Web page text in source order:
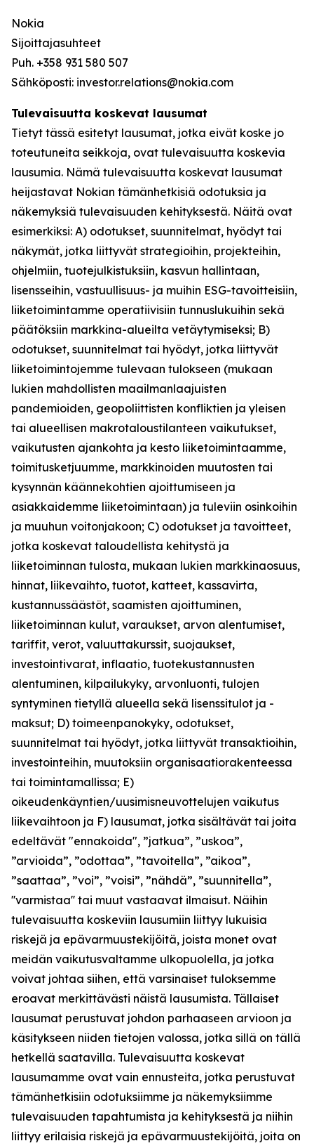
Nokia
Sijoittajasuhteet
Puh. +358 931 580 507
Sähköposti: investor.relations@nokia.com
Tulevaisuutta koskevat lausumat
Tietyt tässä esitetyt lausumat, jotka eivät koske jo
toteutuneita seikkoja, ovat tulevaisuutta koskevia
lausumia. Nämä tulevaisuutta koskevat lausumat
heijastavat Nokian tämänhetkisiä odotuksia ja
näkemyksiä tulevaisuuden kehityksestä. Näitä ovat
esimerkiksi: A) odotukset, suunnitelmat, hyödyt tai
näkymät, jotka liittyvät strategioihin, projekteihin,
ohjelmiin, tuotejulkistuksiin, kasvun hallintaan,
lisensseihin, vastuullisuus- ja muihin ESG-tavoitteisiin,
liiketoimintamme operatiivisiin tunnuslukuihin sekä
päätöksiin markkina-alueilta vetäytymiseksi; B)
odotukset, suunnitelmat tai hyödyt, jotka liittyvät
liiketoimintojemme tulevaan tulokseen (mukaan
lukien mahdollisten maailmanlaajuisten
pandemioiden, geopoliittisten konfliktien ja yleisen
tai alueellisen makrotaloustilanteen vaikutukset,
vaikutusten ajankohta ja kesto liiketoimintaamme,
toimitusketjuumme, markkinoiden muutosten tai
kysynnän käännekohtien ajoittumiseen ja
asiakkaidemme liiketoimintaan) ja tuleviin osinkoihin
ja muuhun voitonjakoon; C) odotukset ja tavoitteet,
jotka koskevat taloudellista kehitystä ja
liiketoiminnan tulosta, mukaan lukien markkinaosuus,
hinnat, liikevaihto, tuotot, katteet, kassavirta,
kustannussäästöt, saamisten ajoittuminen,
liiketoiminnan kulut, varaukset, arvon alentumiset,
tariffit, verot, valuuttakurssit, suojaukset,
investointivarat, inflaatio, tuotekustannusten
alentuminen, kilpailukyky, arvonluonti, tulojen
syntyminen tietyllä alueella sekä lisenssitulot ja -
maksut; D) toimeenpanokyky, odotukset,
suunnitelmat tai hyödyt, jotka liittyvät transaktioihin,
investointeihin, muutoksiin organisaatiorakenteessa
tai toimintamallissa; E)
oikeudenkäyntien/uusimisneuvottelujen vaikutus
liikevaihtoon ja F) lausumat, jotka sisältävät tai joita
edeltävät "ennakoida", ”jatkua”, ”uskoa”,
”arvioida”, ”odottaa”, ”tavoitella”, ”aikoa”,
”saattaa”, ”voi”, ”voisi”, ”nähdä”, ”suunnitella”,
''varmistaa'' tai muut vastaavat ilmaisut. Näihin
tulevaisuutta koskeviin lausumiin liittyy lukuisia
riskejä ja epävarmuustekijöitä, joista monet ovat
meidän vaikutusvaltamme ulkopuolella, ja jotka
voivat johtaa siihen, että varsinaiset tuloksemme
eroavat merkittävästi näistä lausumista. Tällaiset
lausumat perustuvat johdon parhaaseen arvioon ja
käsitykseen niiden tietojen valossa, jotka sillä on tällä
hetkellä saatavilla. Tulevaisuutta koskevat
lausumamme ovat vain ennusteita, jotka perustuvat
tämänhetkisiin odotuksiimme ja näkemyksiimme
tulevaisuuden tapahtumista ja kehityksestä ja niihin
liittyy erilaisia riskejä ja epävarmuustekijöitä, joita on